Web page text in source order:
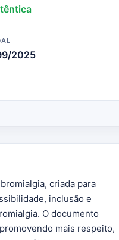
2025
criada para
inclusão e
O documento
mais respeito,